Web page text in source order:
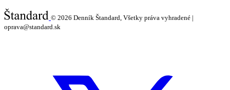
© 2026 Denník Štandard, Všetky práva vyhradené |
oprava@standard.sk